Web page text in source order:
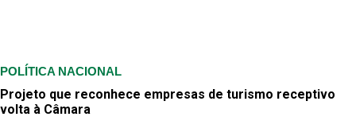
POLÍTICA NACIONAL
Projeto que reconhece empresas de turismo receptivo
volta à Câmara